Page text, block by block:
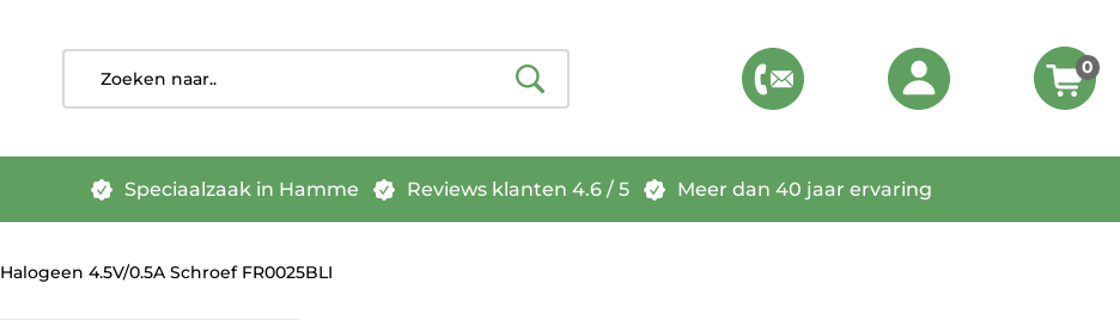
0
Speciaalzaak in Hamme Reviews klanten 4.6 / 5 Meer dan 40 jaar ervaring
Halogeen 4.5V/0.5A Schroef FR0025BLI